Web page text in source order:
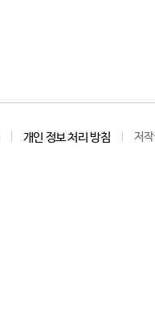
개인 정보 처리 방침 저